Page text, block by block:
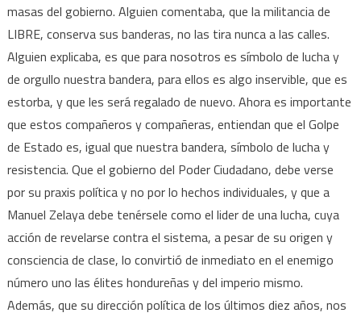
masas del gobierno. Alguien comentaba, que la militancia de
LIBRE, conserva sus banderas, no las tira nunca a las calles.
Alguien explicaba, es que para nosotros es símbolo de lucha y
de orgullo nuestra bandera, para ellos es algo inservible, que es
estorba, y que les será regalado de nuevo. Ahora es importante
que estos compañeros y compañeras, entiendan que el Golpe
de Estado es, igual que nuestra bandera, símbolo de lucha y
resistencia. Que el gobierno del Poder Ciudadano, debe verse
por su praxis política y no por lo hechos individuales, y que a
Manuel Zelaya debe tenérsele como el lider de una lucha, cuya
acción de revelarse contra el sistema, a pesar de su origen y
consciencia de clase, lo convirtió de inmediato en el enemigo
número uno las élites hondureñas y del imperio mismo.
Además, que su dirección política de los últimos diez años, nos